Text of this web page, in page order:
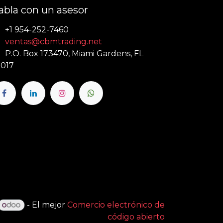
con un asesor
+1 954-252-7460
ventas@cbmtrading.net
P.O. Box 173470, Miami Gardens, FL
- El mejor Comercio electrónico de
código abierto